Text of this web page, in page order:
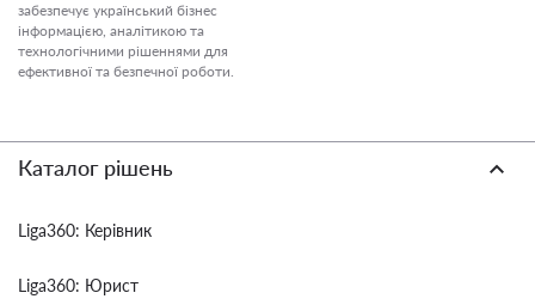
забезпечує український бізнес
інформацією, аналітикою та
технологічними рішеннями для
ефективної та безпечної роботи.
Каталог рішень
Liga360: Керівник
Liga360: Юрист